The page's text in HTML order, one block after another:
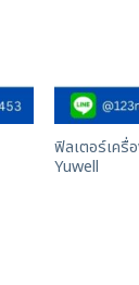
ฟิลเตอร์เครื่
Yuwell